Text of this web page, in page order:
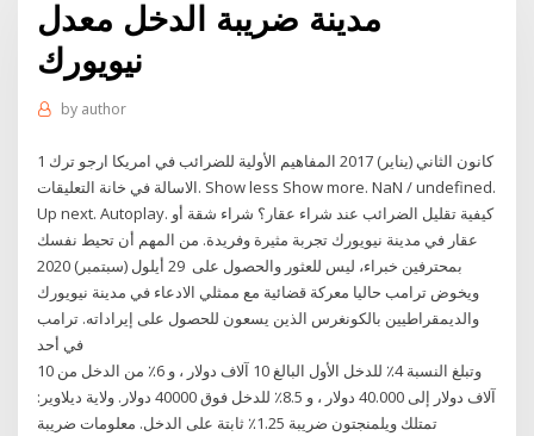
مدينة ضريبة الدخل معدل
نيويورك
by author
1 كانون الثاني (يناير) 2017 المفاهيم الأولية للضرائب في امريكا ارجو ترك
الاسالة في خانة التعليقات. Show less Show more. NaN / undefined.
Up next. Autoplay. كيفية تقليل الضرائب عند شراء عقار؟ شراء شقة أو
عقار في مدينة نيويورك تجربة مثيرة وفريدة. من المهم أن تحيط نفسك
بمحترفين خبراء، ليس للعثور والحصول على 29 أيلول (سبتمبر) 2020
ويخوض ترامب حاليا معركة قضائية مع ممثلي الادعاء في مدينة نيويورك
والديمقراطيين بالكونغرس الذين يسعون للحصول على إيراداته. ترامب
وتبلغ النسبة 4٪ للدخل الأول البالغ 10 آلاف دولار ، و 6٪ من الدخل من 10
آلاف دولار إلى 40.000 دولار ، و 8.5٪ للدخل فوق 40000 دولار. ولاية ديلاوير:
تمتلك ويلمنجتون ضريبة 1.25٪ ثابتة على الدخل. معلومات ضريبة